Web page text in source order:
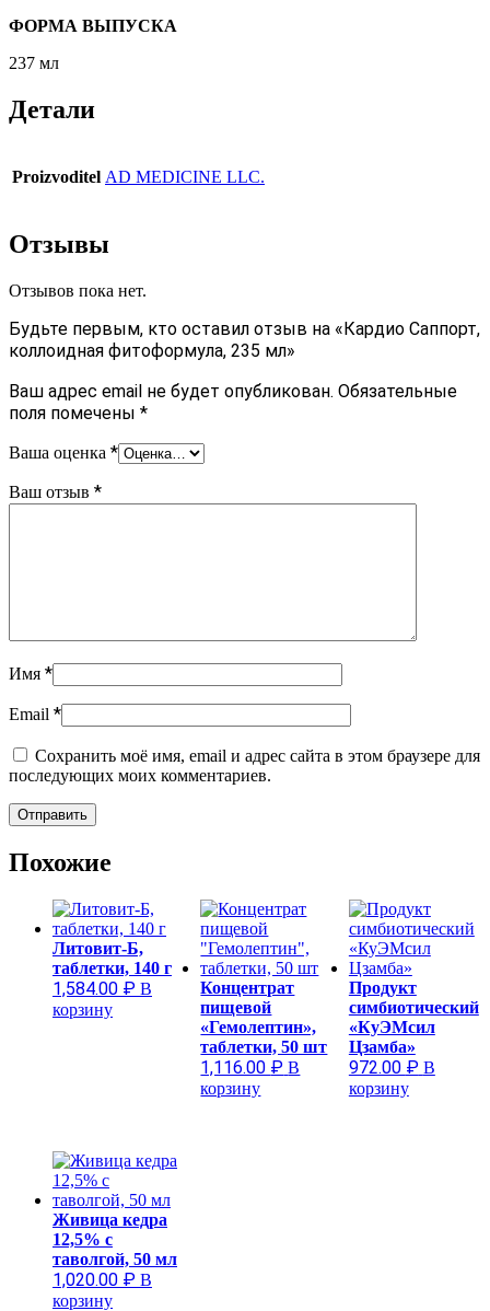
ФОРМА ВЫПУСКА
237 мл
Детали
Proizvoditel AD MEDICINE LLC.
Отзывы
Отзывов пока нет.
Будьте первым, кто оставил отзыв на «Кардио Саппорт,
коллоидная фитоформула, 235 мл»
Ваш адрес email не будет опубликован. Обязательные
поля помечены *
Ваша оценка *
Ваш отзыв *
Имя *
Email *
Сохранить моё имя, email и адрес сайта в этом браузере для
последующих моих комментариев.
Похожие
Литовит-Б,
таблетки, 140 г
1,584.00 ₽ В
корзину
Концентрат
пищевой
«Гемолептин»,
таблетки, 50 шт
1,116.00 ₽ В
корзину
Продукт
симбиотический
«КуЭМсил
Цзамба»
972.00 ₽ В
корзину
Живица кедра
12,5% с
таволгой, 50 мл
1,020.00 ₽ В
корзину